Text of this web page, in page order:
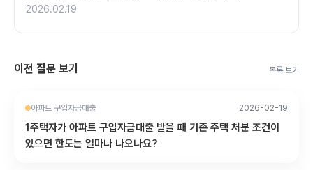
2026.02.19
이전 질문 보기 목록 보기
아파트 구입자금대출 2026-02-19
1주택자가 아파트 구입자금대출 받을 때 기존 주택 처분 조건이
있으면 한도는 얼마나 나오나요?